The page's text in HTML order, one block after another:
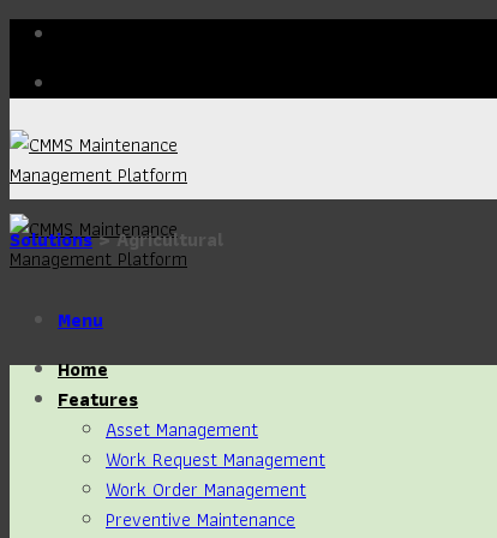
Skip
content
Menu
Home
Features
Asset Management
Work Request Management
Work Order Management
Preventive Maintenance
Solutions> Agricultural